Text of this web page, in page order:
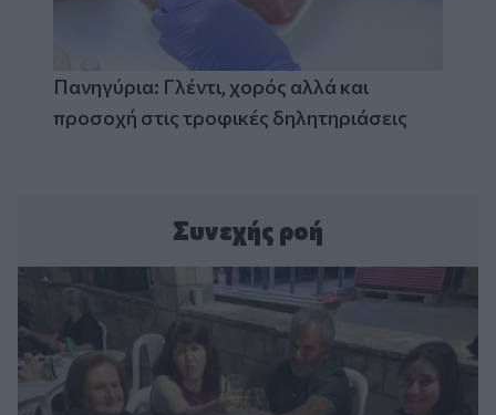
Πανηγύρια: Γλέντι, χορός αλλά και
προσοχή στις τροφικές δηλητηριάσεις
Συνεχής ροή